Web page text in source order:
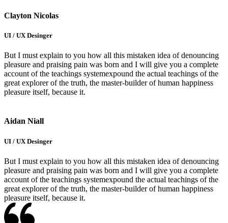
Clayton Nicolas
UI / UX Desinger
But I must explain to you how all this mistaken idea of denouncing
pleasure and praising pain was born and I will give you a complete
account of the teachings systemexpound the actual teachings of the
great explorer of the truth, the master-builder of human happiness
pleasure itself, because it.
Aidan Niall
UI / UX Desinger
But I must explain to you how all this mistaken idea of denouncing
pleasure and praising pain was born and I will give you a complete
account of the teachings systemexpound the actual teachings of the
great explorer of the truth, the master-builder of human happiness
pleasure itself, because it.